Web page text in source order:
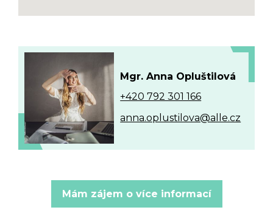
Mgr. Anna Opluštilová
+420 792 301 166
anna.oplustilova@alle.cz
Mám zájem o více informací